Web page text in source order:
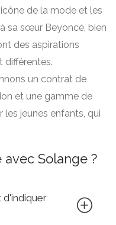
de la mode et les
sa sœur Beyoncé, bien
des aspirations
différentes.
un contrat de
et une gamme de
jeunes enfants, qui
Solange ?
d'indiquer